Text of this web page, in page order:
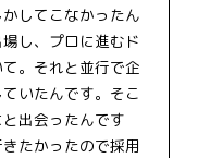
してこなかったん
し、プロに進むド
。それと並行で企
いたんです。そこ
出会ったんです
たかったので採用